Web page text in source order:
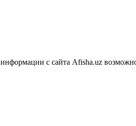
с сайта Afisha.uz